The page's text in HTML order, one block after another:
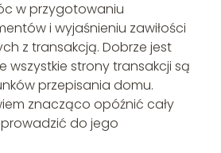
w przygotowaniu
i wyjaśnieniu zawiłości
z transakcją. Dobrze jest
wszystkie strony transakcji są
przepisania domu.
znacząco opóźnić cały
do jego